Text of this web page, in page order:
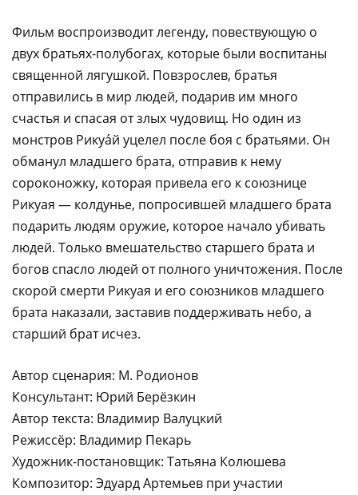
Фильм воспроизводит легенду, повествующую о
двух братьях-полубогах, которые были воспитаны
священной лягушкой. Повзрослев, братья
отправились в мир людей, подарив им много
счастья и спасая от злых чудовищ. Но один из
монстров Рикуа́й уцелел после боя с братьями. Он
обманул младшего брата, отправив к нему
сороконожку, которая привела его к союзнице
Рикуая — колдунье, попросившей младшего брата
подарить людям оружие, которое начало убивать
людей. Только вмешательство старшего брата и
богов спасло людей от полного уничтожения. После
скорой смерти Рикуая и его союзников младшего
брата наказали, заставив поддерживать небо, а
старший брат исчез.
Автор сценария: М. Родионов
Консультант: Юрий Берёзкин
Автор текста: Владимир Валуцкий
Режиссёр: Владимир Пекарь
Художник-постановщик: Татьяна Колюшева
Композитор: Эдуард Артемьев при участии